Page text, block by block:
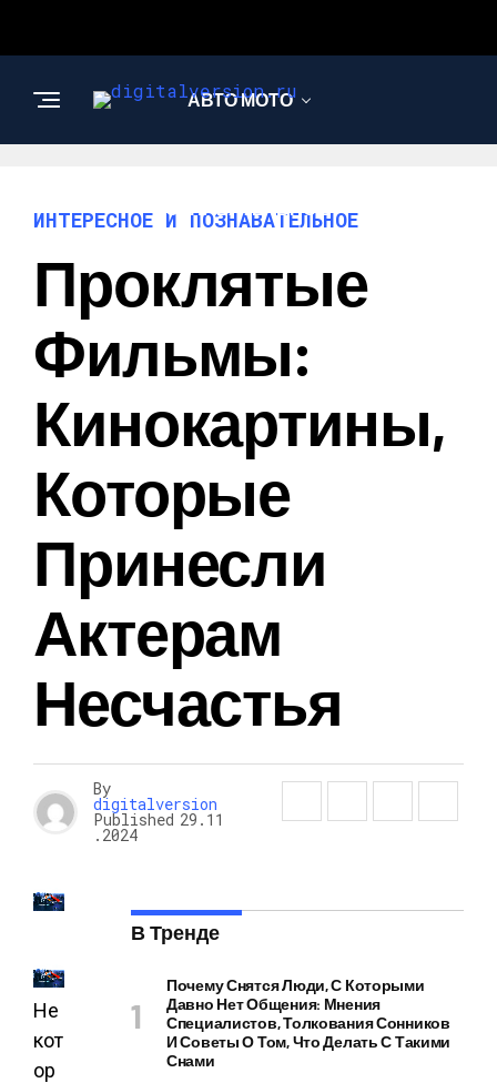
АВТО МОТО
ПОЗНАВАТЕЛЬНОЕ
ИНТЕРЕСНОЕ И ПОЗНАВАТЕЛЬНОЕ
Проклятые
Фильмы:
Кинокартины,
Которые
Принесли
Актерам
Несчастья
By
digitalversion
Published 29.11
.2024
Не
кот
ор
В Тренде
Почему Снятся Люди, С Которыми
Давно Нет Общения: Мнения
Специалистов, Толкования Сонников
И Советы О Том, Что Делать С Такими
Снами